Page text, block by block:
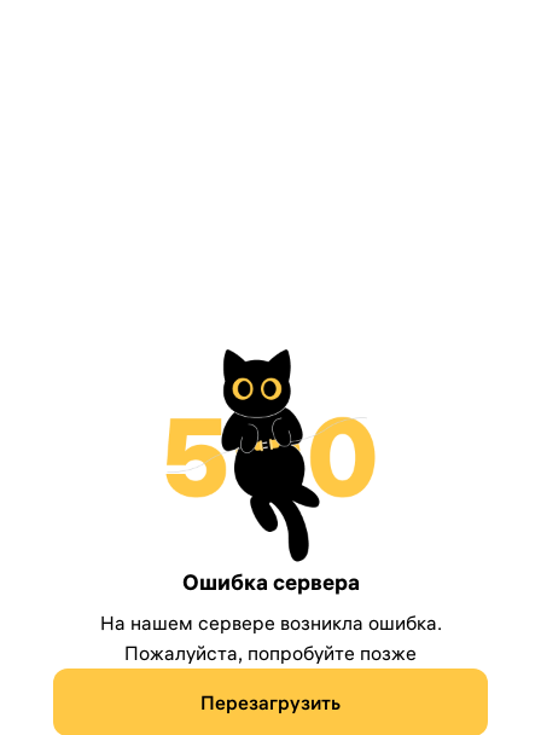
Ошибка сервера
На нашем сервере возникла ошибка.
Пожалуйста, попробуйте позже
Перезагрузить